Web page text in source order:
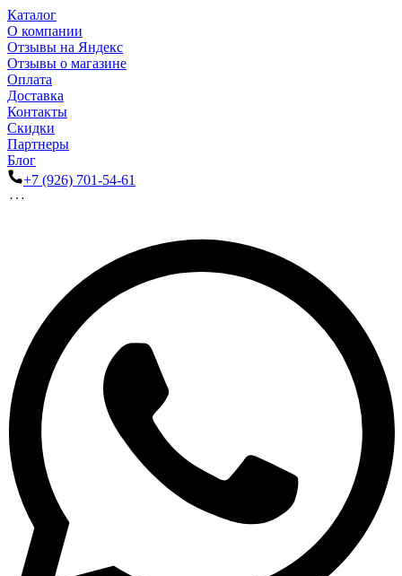
Каталог
О компании
Отзывы на Яндекс
Отзывы о магазине
Оплата
Доставка
Контакты
Скидки
Партнеры
Блог
+7 (926) 701-54-61